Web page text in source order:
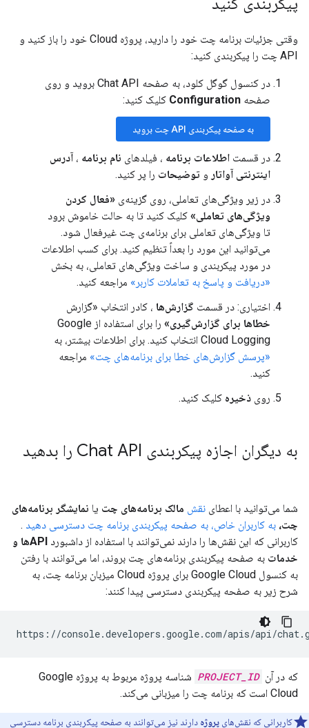
وقتی جزئیات برنامه چت خود را دارید، پروژه Cloud خود را باز کنید و
API چت را پیکربندی کنید:
در کنسول گوگل کلود، به صفحه Chat API بروید و روی
صفحه Configuration کلیک کنید:
به صفحه پیکربندی API چت بروید
در قسمت اطلاعات برنامه ، فیلدهای نام برنامه ، آدرس
اینترنتی آواتار و توضیحات را پر کنید.
در زیر ویژگی‌های تعاملی، روی گزینه‌ی «فعال کردن
ویژگی‌های تعاملی» کلیک کنید تا به حالت خاموش برود
تا ویژگی‌های تعاملی برای برنامه‌ی چت غیرفعال شود.
می‌توانید این مورد را بعداً تنظیم کنید. برای کسب اطلاعات
در مورد پیکربندی و ساخت ویژگی‌های تعاملی، به بخش
«دریافت و پاسخ به تعاملات کاربر» مراجعه کنید.
اختیاری: در قسمت گزارش‌ها ، کادر انتخاب «گزارش
خطاها برای گزارش‌گیری»
را برای استفاده از Google
Cloud Logging انتخاب کنید. برای اطلاعات بیشتر، به
«پرسش گزارش‌های خطا برای برنامه‌های چت» مراجعه
کنید.
روی ذخیره کلیک کنید.
به دیگران اجازه پیکربندی Chat API را بدهید
شما می‌توانید با اعطای نقش مالک برنامه‌های چت یا نمایشگر برنامه‌های
چت، به کاربران خاص، به صفحه پیکربندی برنامه چت دسترسی دهید .
کاربرانی که این نقش‌ها را دارند نمی‌توانند با استفاده از داشبورد
APIها و
خدمات به صفحه پیکربندی برنامه‌های چت بروند، اما می‌توانند با رفتن
به کنسول Google Cloud برای پروژه Cloud میزبان برنامه چت، به
شرح زیر به صفحه پیکربندی دسترسی پیدا کنند:
https://console.developers.google.com/apis/api/
که در آن PROJECT_ID
شناسه پروژه مربوط به پروژه Google
Cloud است که برنامه چت را میزبانی می‌کند.
کاربرانی که نقش‌های پروژه دارند نیز می‌توانند به صفحه پیکربندی برنامه دسترسی